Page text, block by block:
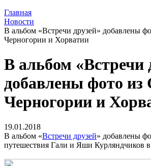
Главная
Новости
В альбом «Встречи друзей» добавлены
Черногории и Хорватии
В альбом «Встречи
добавлены фото из
Черногории и
19.01.2018
В альбом «Встречи друзей» добавлены
путешествия Гали и Яши Курляндчиков